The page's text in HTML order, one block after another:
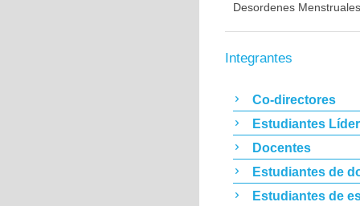
Desordenes
Integrantes
Co-directores
Estudiantes
Docentes
Estudiantes de
Estudiantes de